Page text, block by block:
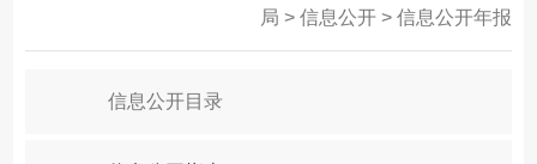
局 > 信息公开 > 信息公开年报
信息公开目录